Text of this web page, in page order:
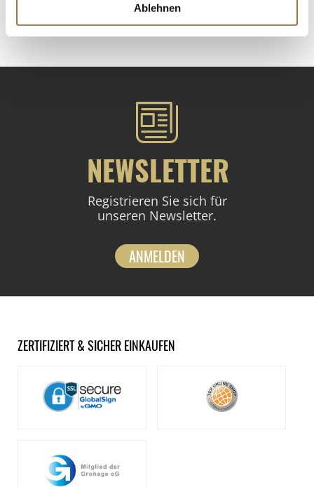
Ablehnen
NEWSLETTER
Registrieren Sie sich für
unseren Newsletter.
ANMELDEN
ZERTIFIZIERT & SICHER EINKAUFEN